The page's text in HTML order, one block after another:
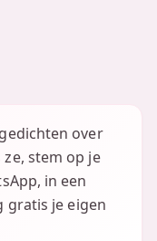
over
ze, stem op je
in een
gratis je eigen